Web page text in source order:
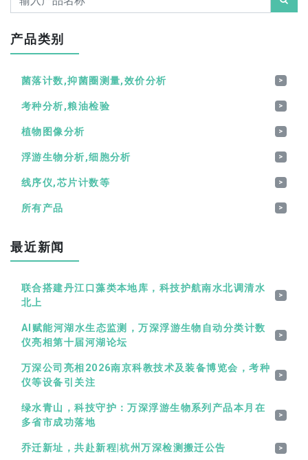
产品类别
菌落计数,抑菌圈测量,效价分析 >
考种分析,粮油检验 >
植物图像分析 >
浮游生物分析,细胞分析 >
线序仪,芯片计数等 >
所有产品 >
最近新闻
联合搭建丹江口藻类本地库，科技护航南水北调清水
北上
>
AI赋能河湖水生态监测，万深浮游生物自动分类计数
仪亮相第十届河湖论坛
>
万深公司亮相2026南京科教技术及装备博览会，考种
仪等设备引关注
>
绿水青山，科技守护：万深浮游生物系列产品本月在
多省市成功落地
>
乔迁新址，共赴新程|杭州万深检测搬迁公告 >